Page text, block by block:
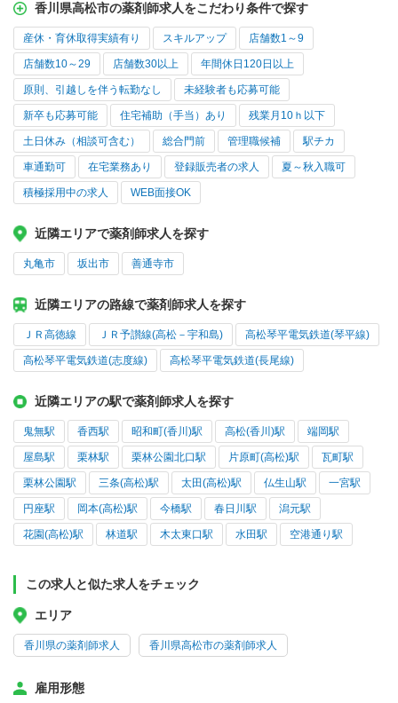
香川県高松市の薬剤師求人をこだわり条件で探す
産休・育休取得実績有り スキルアップ 店舗数1～9
店舗数10～29 店舗数30以上 年間休日120日以上
原則、引越しを伴う転勤なし 未経験者も応募可能
新卒も応募可能 住宅補助（手当）あり 残業月10ｈ以下
土日休み（相談可含む） 総合門前 管理職候補 駅チカ
車通勤可 在宅業務あり 登録販売者の求人 夏～秋入職可
積極採用中の求人 WEB面接OK
近隣エリアで薬剤師求人を探す
丸亀市 坂出市 善通寺市
近隣エリアの路線で薬剤師求人を探す
ＪＲ高徳線 ＪＲ予讃線(高松－宇和島) 高松琴平電気鉄道(琴平線)
高松琴平電気鉄道(志度線) 高松琴平電気鉄道(長尾線)
近隣エリアの駅で薬剤師求人を探す
鬼無駅 香西駅 昭和町(香川)駅 高松(香川)駅 端岡駅
屋島駅 栗林駅 栗林公園北口駅 片原町(高松)駅 瓦町駅
栗林公園駅 三条(高松)駅 太田(高松)駅 仏生山駅 一宮駅
円座駅 岡本(高松)駅 今橋駅 春日川駅 潟元駅
花園(高松)駅 林道駅 木太東口駅 水田駅 空港通り駅
この求人と似た求人をチェック
エリア
香川県の薬剤師求人 香川県高松市の薬剤師求人
雇用形態